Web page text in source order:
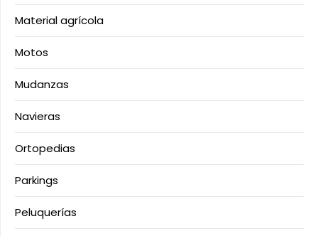
Material agrícola
Motos
Mudanzas
Navieras
Ortopedias
Parkings
Peluquerías